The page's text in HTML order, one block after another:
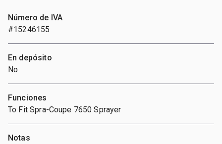
Número de IVA
#15246155
En depósito
No
Funciones
To Fit Spra-Coupe 7650 Sprayer
Notas